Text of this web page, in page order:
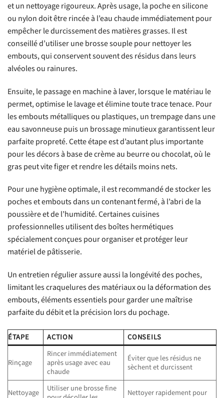
et un nettoyage rigoureux. Après usage, la poche en silicone
ou nylon doit être rincée à l’eau chaude immédiatement pour
empêcher le durcissement des matières grasses. Il est
conseillé d’utiliser une brosse souple pour nettoyer les
embouts, qui conservent souvent des résidus dans leurs
alvéoles ou rainures.
Ensuite, le passage en machine à laver, lorsque le matériau le
permet, optimise le lavage et élimine toute trace tenace. Pour
les embouts métalliques ou plastiques, un trempage dans une
eau savonneuse puis un brossage minutieux garantissent leur
parfaite propreté. Cette étape est d’autant plus importante
pour les décors à base de crème au beurre ou chocolat, où le
gras peut vite figer et rendre les détails moins nets.
Pour une hygiène optimale, il est recommandé de stocker les
poches et embouts dans un contenant fermé, à l’abri de la
poussière et de l’humidité. Certaines cuisines
professionnelles utilisent des boîtes hermétiques
spécialement conçues pour organiser et protéger leur
matériel de pâtisserie.
Un entretien régulier assure aussi la longévité des poches,
limitant les craquelures des matériaux ou la déformation des
embouts, éléments essentiels pour garder une maîtrise
parfaite du débit et la précision lors du pochage.
ÉTAPE ACTION CONSEILS
Rinçage
Rincer immédiatement
après usage avec eau
chaude
Éviter que les résidus ne
sèchent et durcissent
Nettoyage
Utiliser une brosse fine
Nettoyer rapidement pour